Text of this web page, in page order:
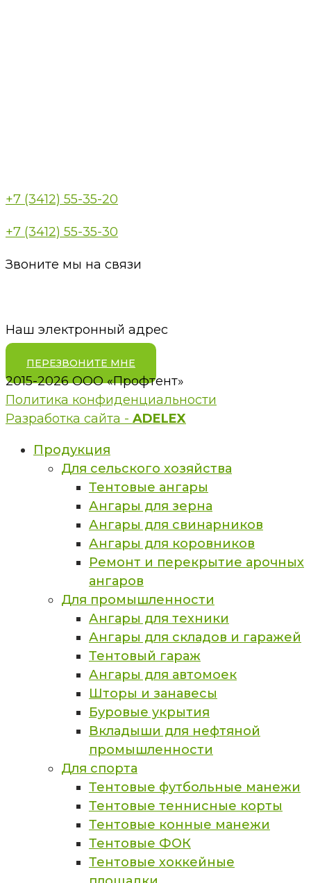
+7 (3412) 55-35-20
+7 (3412) 55-35-30
Звоните мы на связи
Наш электронный адрес
ПЕРЕЗВОНИТЕ МНЕ
2015-2026 ООО «Профтент»
Политика конфиденциальности
Разработка сайта - ADELEX
Продукция
Для сельского хозяйства
Тентовые ангары
Ангары для зерна
Ангары для свинарников
Ангары для коровников
Ремонт и перекрытие арочных
ангаров
Для промышленности
Ангары для техники
Ангары для складов и гаражей
Тентовый гараж
Ангары для автомоек
Шторы и занавесы
Буровые укрытия
Вкладыши для нефтяной
промышленности
Для спорта
Тентовые футбольные манежи
Тентовые теннисные корты
Тентовые конные манежи
Тентовые ФОК
Тентовые хоккейные